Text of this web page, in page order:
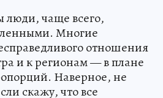
люди, чаще всего,
Многие
отношения
и к регионам — в плане
Наверное, не
скажу, что все